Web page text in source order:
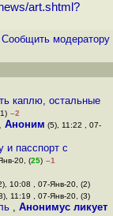
art.shtml?
Cообщить модератору
каплю, остальные
–2
Аноним (5), 11:22 , 07-
и пасспорт с
20, (25) –1
10:08 , 07-Янв-20, (2)
11:19 , 07-Янв-20, (3)
, Анонимус ликует